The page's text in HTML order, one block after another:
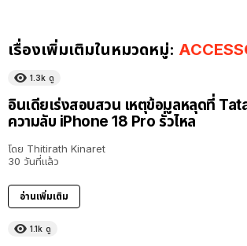
เรื่องเพิ่มเติมในหมวดหมู่:
1.3k ดู
อินเดียเร่งสอบสวน เหตุข้อมูลหลุดที่
ความลับ iPhone 18 Pro รั่วไหล
โดย Thitirath Kinaret
30 วันที่แล้ว
อ่านเพิ่มเติม
1.1k ดู